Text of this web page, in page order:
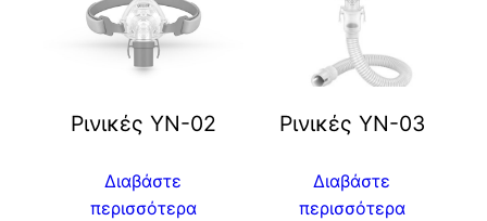
Ρινικές YN-02
Διαβάστε
περισσότερα
Ρινικές YN-03
Διαβάστε
περισσότερα